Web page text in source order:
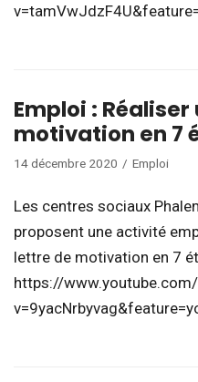
Emploi :
motivation en 7
14 décembre 2020 Emploi
Les centres sociaux
proposent une activité
lettre de motivation en 7
https://